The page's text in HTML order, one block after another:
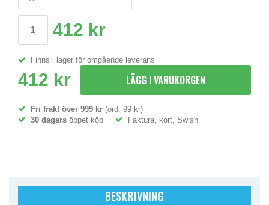
412 kr
Finns i lager för omgående leverans
412 kr LÄGG I VARUKORGEN
Fri frakt över 999 kr (ord. 99 kr)
30 dagars öppet köp Faktura, kort, Swish
BESKRIVNING